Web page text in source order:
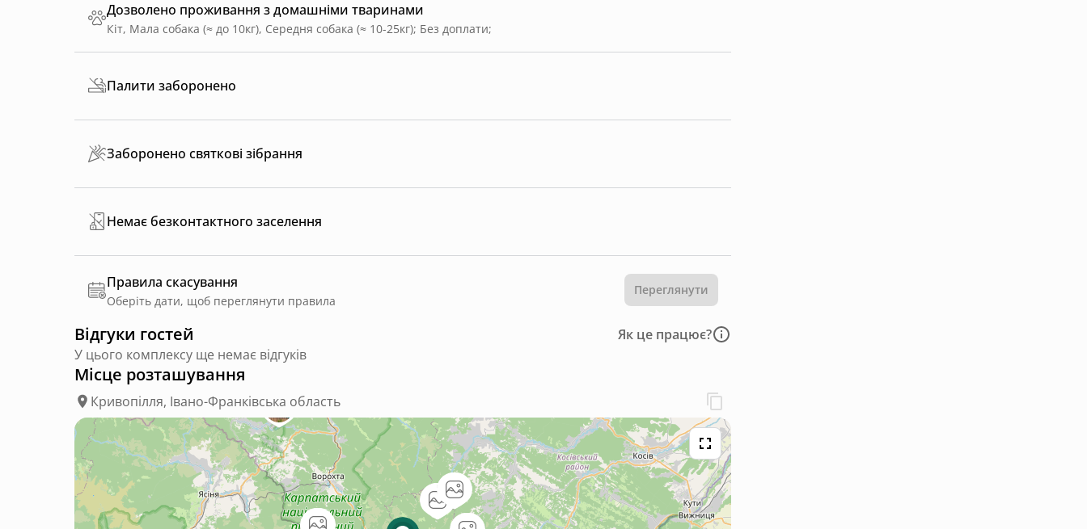
Дозволено проживання з домашніми тваринами
Кіт, Мала собака (≈ до 10кг), Середня собака (≈ 10-25кг); Без доплати;
Палити заборонено
Заборонено святкові зібрання
Немає безконтактного заселення
Правила скасування
Оберіть дати, щоб переглянути правила
Переглянути
Відгуки гостей
Як це працює?
У цього комплексу ще немає відгуків
Місце розташування
Кривопілля, Івано-Франківська область